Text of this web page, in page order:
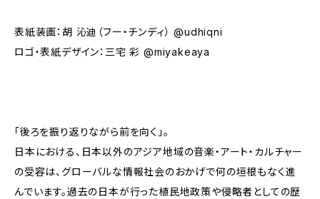
表紙装画：胡 沁迪（フー・チンディ） @udhiqni
ロゴ・表紙デザイン：三宅 彩 @miyakeaya
「後ろを振り返りながら前を向く」。
日本における、日本以外のアジア地域の音楽・アート・カルチャー
の受容は、グローバルな情報社会のおかげで何の垣根もなく進
んでいます。過去の日本が行った植民地政策や侵略者としての歴